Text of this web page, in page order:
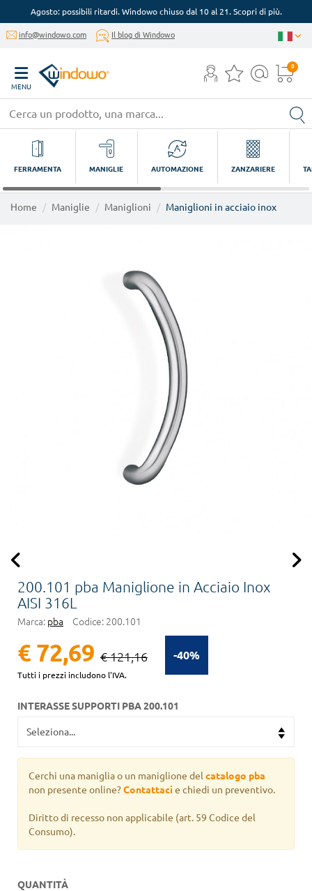
Agosto: possibili ritardi. Windowo chiuso dal 10 al 21. Scopri di più.
info@windowo.com Il blog di Windowo
MENU
0
FERRAMENTA MANIGLIE AUTOMAZIONE ZANZARIERE
Home Maniglie Maniglioni Maniglioni in acciaio inox
200.101 pba Maniglione in Acciaio Inox
AISI 316L
Marca: pba Codice: 200.101
-40%
€ 72,69 € 121,16
Tutti i prezzi includono l'IVA.
INTERASSE SUPPORTI PBA 200.101
Cerchi una maniglia o un maniglione del catalogo pba
non presente online?Contattacie chiedi un preventivo.
Diritto di recesso non applicabile (art. 59 Codice del
Consumo).
QUANTITÀ